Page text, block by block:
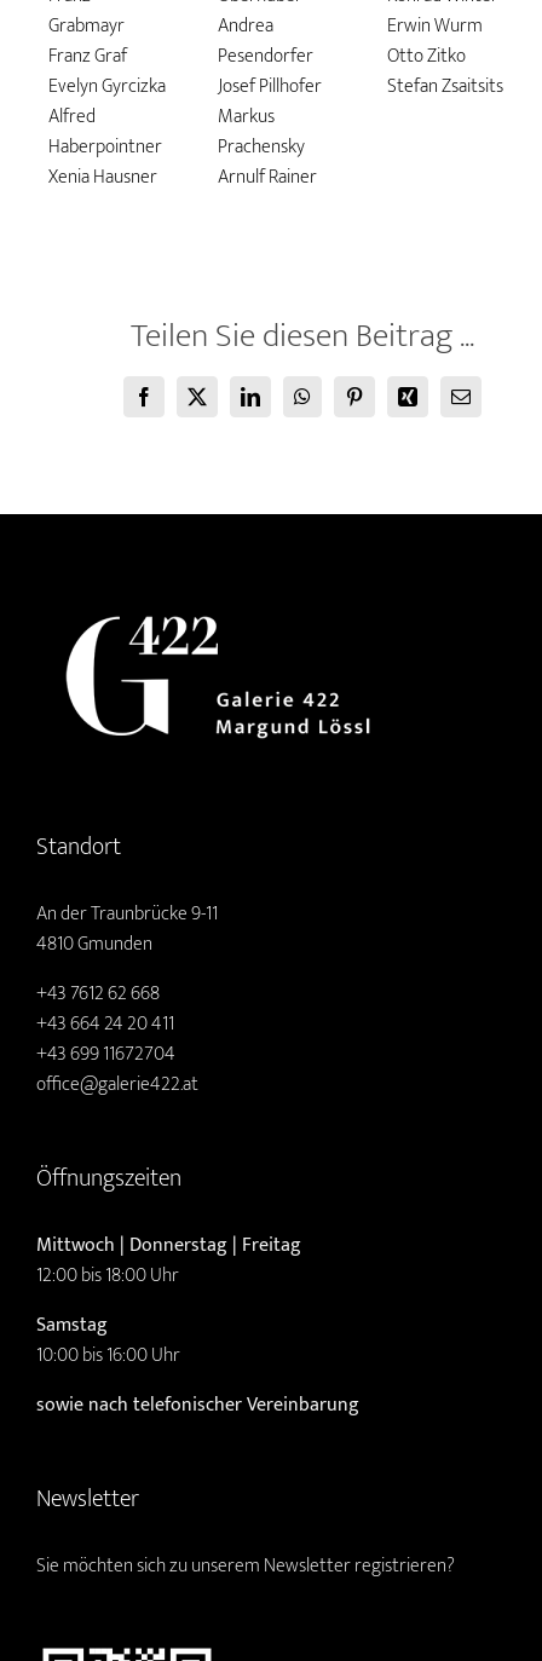
Grabmayr
Franz Graf
Evelyn Gyrcizka
Alfred
Haberpointner
Xenia Hausner
Andrea
Pesendorfer
Josef Pillhofer
Markus
Prachensky
Arnulf Rainer
Erwin Wurm
Otto Zitko
Stefan Zsaitsits
Teilen Sie diesen Beitrag ...
Facebook
X LinkedInWhatsAppPinterestXing
E-
Standort
An der Traunbrücke 9-11
4810 Gmunden
+43 7612 62 668
+43 664 24 20 411
+43 699 11672704
office@galerie422.at
Öffnungszeiten
Mittwoch | Donnerstag | Freitag
12:00 bis 18:00 Uhr
Samstag
10:00 bis 16:00 Uhr
sowie nach telefonischer Vereinbarung
Newsletter
Sie möchten sich zu unserem Newsletter registrieren?